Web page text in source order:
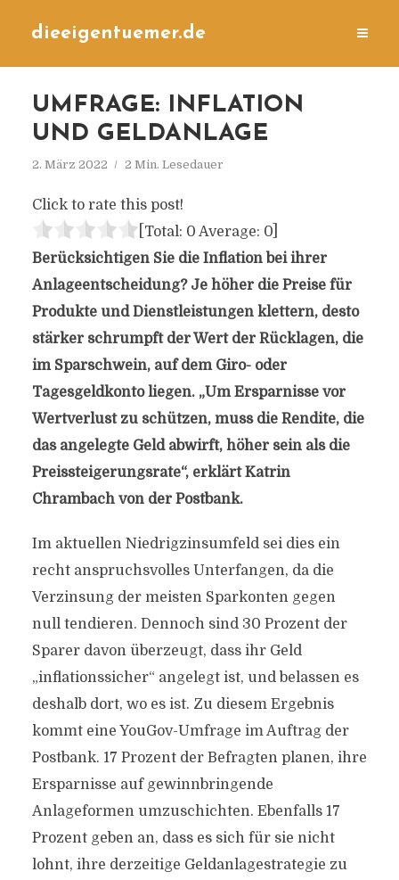
dieeigentuemer.de
UMFRAGE: INFLATION
UND GELDANLAGE
2. März 2022 2 Min. Lesedauer
Click to rate this post!
[Total: 0 Average: 0]
Berücksichtigen Sie die Inflation bei ihrer
Anlageentscheidung? Je höher die Preise für
Produkte und Dienstleistungen klettern, desto
stärker schrumpft der Wert der Rücklagen, die
im Sparschwein, auf dem Giro- oder
Tagesgeldkonto liegen. „Um Ersparnisse vor
Wertverlust zu schützen, muss die Rendite, die
das angelegte Geld abwirft, höher sein als die
Preissteigerungsrate“, erklärt Katrin
Chrambach von der Postbank.
Im aktuellen Niedrigzinsumfeld sei dies ein
recht anspruchsvolles Unterfangen, da die
Verzinsung der meisten Sparkonten gegen
null tendieren. Dennoch sind 30 Prozent der
Sparer davon überzeugt, dass ihr Geld
„inflationssicher“ angelegt ist, und belassen es
deshalb dort, wo es ist. Zu diesem Ergebnis
kommt eine YouGov-Umfrage im Auftrag der
Postbank. 17 Prozent der Befragten planen, ihre
Ersparnisse auf gewinnbringende
Anlageformen umzuschichten. Ebenfalls 17
Prozent geben an, dass es sich für sie nicht
lohnt, ihre derzeitige Geldanlagestrategie zu